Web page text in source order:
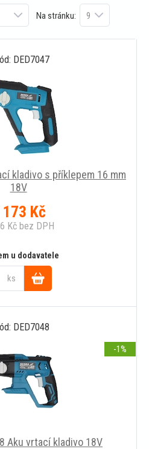
Na stránku:
DED7047
kladivo s příklepem 16 mm
18V
173 Kč
Kčbez DPH
u dodavatele
ks
Do
košíku
DED7048
Aku vrtací kladivo 18V
-1